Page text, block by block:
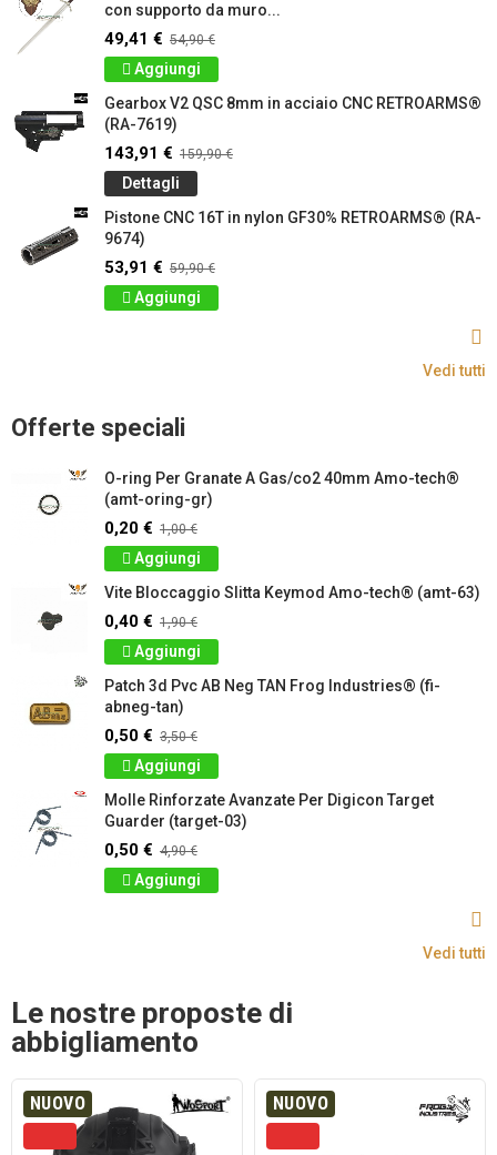
con supporto da muro...
49,41 € 54,90 €
Aggiungi
Gearbox V2 QSC 8mm in acciaio CNC RETROARMS®
(RA-7619)
143,91 € 159,90 €
Dettagli
Pistone CNC 16T in nylon GF30% RETROARMS® (RA-
9674)
53,91 € 59,90 €
Aggiungi
Vedi tutti
Offerte speciali
O-ring Per Granate A Gas/co2 40mm Amo-tech®
(amt-oring-gr)
0,20 € 1,00 €
Aggiungi
Vite Bloccaggio Slitta Keymod Amo-tech® (amt-63)
0,40 € 1,90 €
Aggiungi
Patch 3d Pvc AB Neg TAN Frog Industries® (fi-
abneg-tan)
0,50 € 3,50 €
Aggiungi
Molle Rinforzate Avanzate Per Digicon Target
Guarder (target-03)
0,50 € 4,90 €
Aggiungi
Vedi tutti
Le nostre proposte di
abbigliamento
NUOVO NUOVO